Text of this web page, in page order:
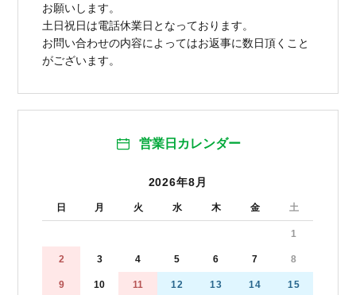
お願いします。
土日祝日は電話休業日となっております。
お問い合わせの内容によってはお返事に数日頂くこと
がございます。
営業日カレンダー
2026年8月
日 月 火 水 木 金 土
1
2 3 4 5 6 7 8
9 10 11 12 13 14 15